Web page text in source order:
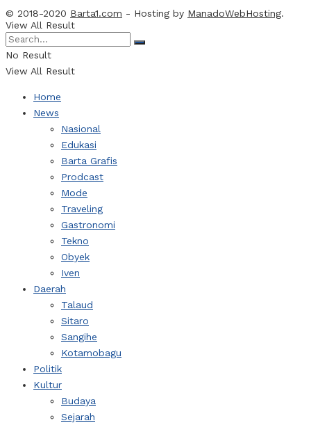
View All Result
© 2018-2020 Barta1.com - Hosting by ManadoWebHosting.
No Result
View All Result
Home
News
Nasional
Edukasi
Barta Grafis
Prodcast
Mode
Traveling
Gastronomi
Tekno
Obyek
Iven
Daerah
Talaud
Sitaro
Sangihe
Kotamobagu
Politik
Kultur
Budaya
Sejarah